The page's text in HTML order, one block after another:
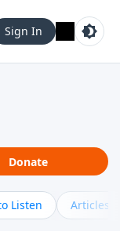
Sign In
Donate
Listen Articles